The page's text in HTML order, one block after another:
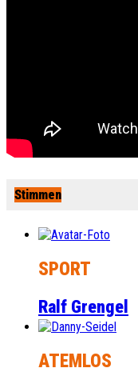
Stimmen
SPORT
Ralf Grengel
ATEMLOS